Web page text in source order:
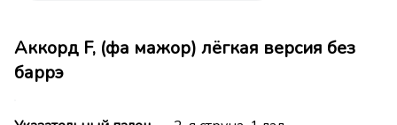
Аккорд F, (фа мажор) лёгкая версия без
баррэ